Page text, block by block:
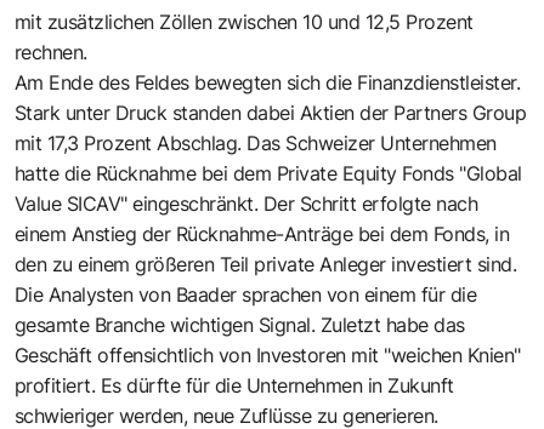
mit zusätzlichen Zöllen zwischen 10 und 12,5 Prozent
rechnen.
Am Ende des Feldes bewegten sich die Finanzdienstleister.
Stark unter Druck standen dabei Aktien der Partners Group
mit 17,3 Prozent Abschlag. Das Schweizer Unternehmen
hatte die Rücknahme bei dem Private Equity Fonds "Global
Value SICAV" eingeschränkt. Der Schritt erfolgte nach
einem Anstieg der Rücknahme-Anträge bei dem Fonds, in
den zu einem größeren Teil private Anleger investiert sind.
Die Analysten von Baader sprachen von einem für die
gesamte Branche wichtigen Signal. Zuletzt habe das
Geschäft offensichtlich von Investoren mit "weichen Knien"
profitiert. Es dürfte für die Unternehmen in Zukunft
schwieriger werden, neue Zuflüsse zu generieren.